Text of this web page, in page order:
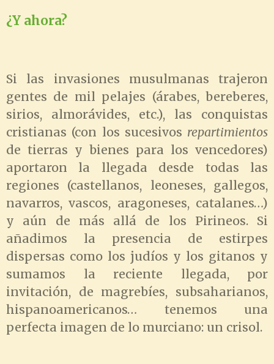
¿Y ahora?
Si las invasiones musulmanas trajeron
gentes de mil pelajes (árabes, bereberes,
sirios, almorávides, etc.), las conquistas
cristianas (con los sucesivos repartimientos
de tierras y bienes para los vencedores)
aportaron la llegada desde todas las
regiones (castellanos, leoneses, gallegos,
navarros, vascos, aragoneses, catalanes…)
y aún de más allá de los Pirineos. Si
añadimos la presencia de estirpes
dispersas como los judíos y los gitanos y
sumamos la reciente llegada, por
invitación, de magrebíes, subsaharianos,
hispanoamericanos… tenemos una
perfecta imagen de lo murciano: un crisol.